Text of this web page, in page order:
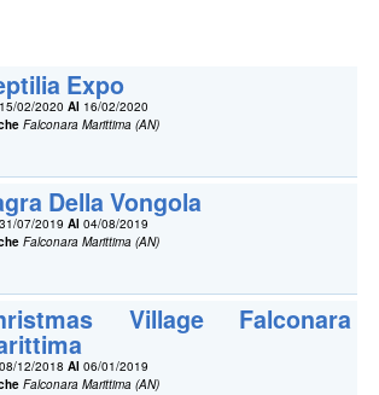
Expo
15/02/2020Al 16/02/2020
Falconara Marittima (AN)
Della Vongola
31/07/2019Al 04/08/2019
Falconara Marittima (AN)
Village Falconara
08/12/2018Al 06/01/2019
Falconara Marittima (AN)